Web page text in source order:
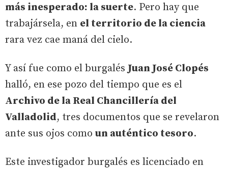
más inesperado: la suerte. Pero hay que
trabajársela, en el territorio de la ciencia
rara vez cae maná del cielo.
Y así fue como el burgalés Juan José Clopés
halló, en ese pozo del tiempo que es el
Archivo de la Real Chancillería del
Valladolid, tres documentos que se revelaron
ante sus ojos como un auténtico tesoro.
Este investigador burgalés es licenciado en